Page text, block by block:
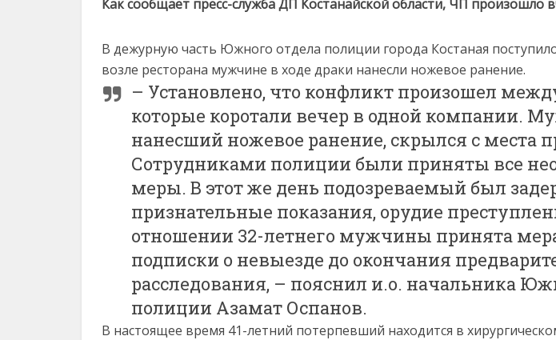
Как сообщает пресс-служба ДП Костанайской области, ЧП произошло
В дежурную часть Южного отдела полиции города Костаная
возле ресторана мужчине в ходе драки нанесли ножевое ранение.
– Установлено, что конфликт произошел
которые коротали вечер в одной компании.
нанесший ножевое ранение, скрылся с места
Сотрудниками полиции были приняты все
меры. В этот же день подозреваемый был
признательные показания, орудие
отношении 32-летнего мужчины принята
подписки о невыезде до окончания
расследования, – пояснил и.о. начальника
полиции Азамат Оспанов.
В настоящее время 41-летний потерпевший находится в